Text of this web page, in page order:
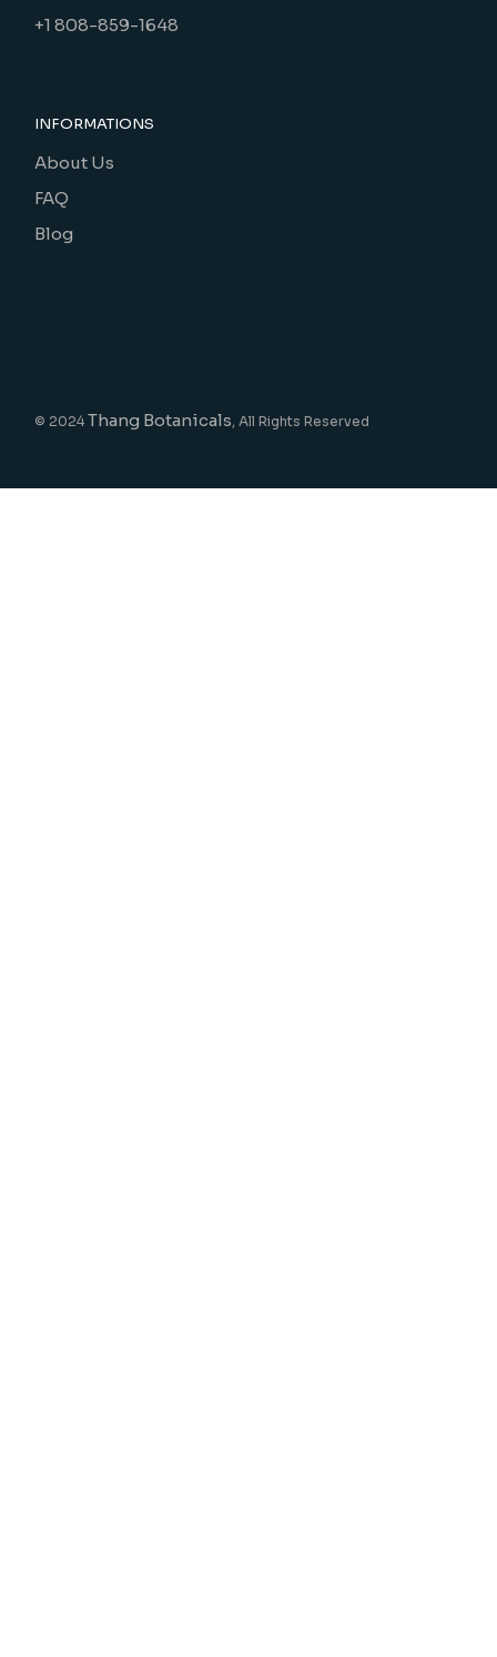
+1 808-859-1648
INFORMATIONS
About Us
FAQ
Blog
© 2024Thang Botanicals, All Rights Reserved